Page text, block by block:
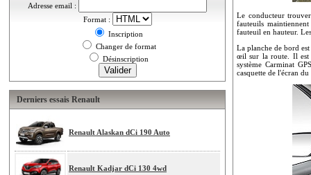
Adresse email :
Format :
Inscription
Changer de format
Désinscription
Derniers essais Renault
Renault Alaskan dCi 190 Auto
Renault Kadjar dCi 130 4wd
Le conducteur
fauteuils
fauteuil en hauteur.
La planche de bord
œil sur la route. Il est
système Carminat
casquette de l'écran